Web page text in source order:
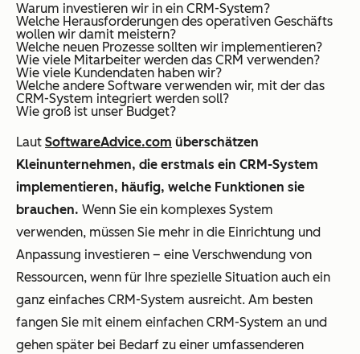
Warum investieren wir in ein CRM-System?
Welche Herausforderungen des operativen Geschäfts
wollen wir damit meistern?
Welche neuen Prozesse sollten wir implementieren?
Wie viele Mitarbeiter werden das CRM verwenden?
Wie viele Kundendaten haben wir?
Welche andere Software verwenden wir, mit der das
CRM-System integriert werden soll?
Wie groß ist unser Budget?
Laut SoftwareAdvice.com überschätzen
Kleinunternehmen, die erstmals ein CRM-System
implementieren, häufig, welche Funktionen sie
brauchen. Wenn Sie ein komplexes System
verwenden, müssen Sie mehr in die Einrichtung und
Anpassung investieren – eine Verschwendung von
Ressourcen, wenn für Ihre spezielle Situation auch ein
ganz einfaches CRM-System ausreicht. Am besten
fangen Sie mit einem einfachen CRM-System an und
gehen später bei Bedarf zu einer umfassenderen